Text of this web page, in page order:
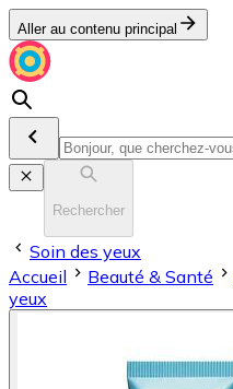
Aller au contenu principal
Rechercher
Soin des yeux
Accueil
Beauté & Santé
yeux